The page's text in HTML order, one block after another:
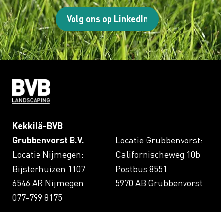
Volg ons op LinkedIn
Kekkilä-BVB
Grubbenvorst B.V.
Locatie Nijmegen:
Bijsterhuizen 1107
6546 AR Nijmegen
077-799 8175
Locatie Grubbenvorst:
Californischeweg 10b
Postbus 8551
5970 AB Grubbenvorst